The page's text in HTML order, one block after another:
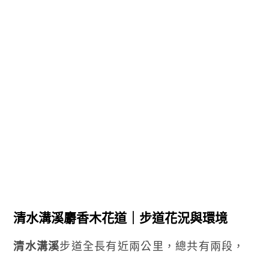
清水溝溪麝香木花道 ｜步道花況與環境
清水溝溪步道全長有近兩公里，總共有兩段，